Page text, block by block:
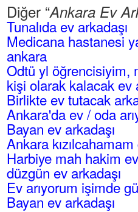
Diğer “Ankara Ev
Tunalıda ev arkadaşı
Medicana hastanesi
ankara
Odtü yl öğrencisiyim,
kişi olarak kalacak ev
Birlikte ev tutacak
Ankara'da ev / oda
Bayan ev arkadaşı
Ankara
Harbiye mah hakim
düzgün ev arkadaşı
Ev arıyorum işimde
Bayan ev arkadaşı